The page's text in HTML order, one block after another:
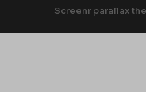
Screenr parallax